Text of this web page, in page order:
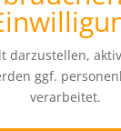
darzustellen,
ggf.
verarbeitet.